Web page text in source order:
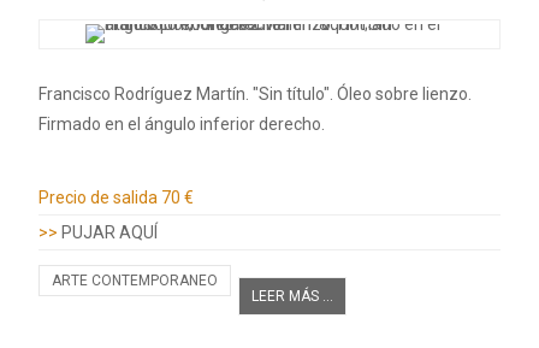
Francisco Rodríguez Martín. "Sin título". Óleo sobre lienzo.
Firmado en el ángulo inferior derecho.
Precio de salida 70 €
>> PUJAR AQUÍ
ARTE CONTEMPORANEO
LEER MÁS ...